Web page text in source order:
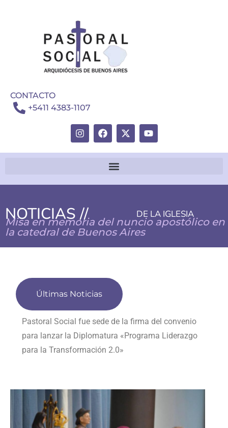
CONTACTO
+5411 4383-1107
NOTICIAS // DE LA IGLESIA
Misa en memoria del nuncio apostólico en
la catedral de Buenos Aires
Últimas Noticias
Presentación de la Carta Encíclica Magnifica
humanitas